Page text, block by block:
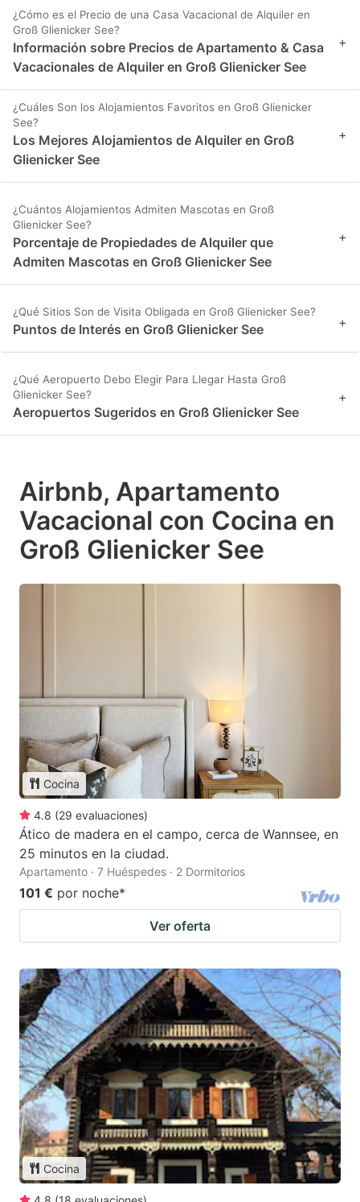
¿Cómo es el Precio de una Casa Vacacional de Alquiler en
Groß Glienicker See?
Información sobre Precios de Apartamento & Casa
Vacacionales de Alquiler en Groß Glienicker See
+
¿Cuáles Son los Alojamientos Favoritos en Groß Glienicker
See?
Los Mejores Alojamientos de Alquiler en Groß
Glienicker See
+
¿Cuántos Alojamientos Admiten Mascotas en Groß
Glienicker See?
Porcentaje de Propiedades de Alquiler que
Admiten Mascotas en Groß Glienicker See
+
¿Qué Sitios Son de Visita Obligada en Groß Glienicker See?
Puntos de Interés en Groß Glienicker See +
¿Qué Aeropuerto Debo Elegir Para Llegar Hasta Groß
Glienicker See?
Aeropuertos Sugeridos en Groß Glienicker See
+
Airbnb, Apartamento
Vacacional con Cocina en
Groß Glienicker See
Cocina
4.8 (29 evaluaciones)
Ático de madera en el campo, cerca de Wannsee, en
25 minutos en la ciudad.
Apartamento · 7 Huéspedes · 2 Dormitorios
101 € por noche*
Ver oferta
Cocina